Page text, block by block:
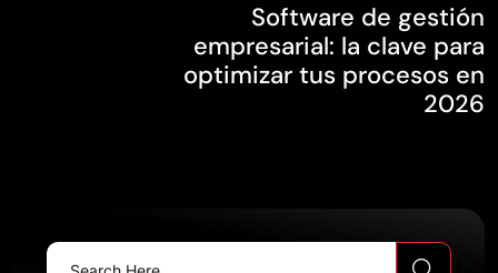
Software de gestión
empresarial: la clave para
optimizar tus procesos en
2026
Search